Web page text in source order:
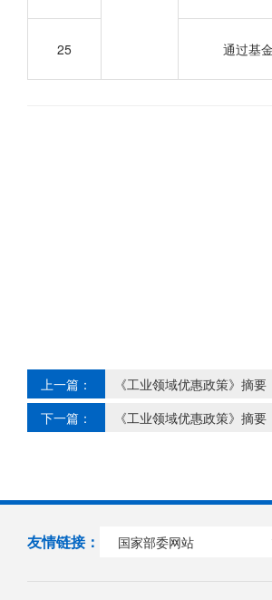
25 通过基
上一篇：
《工业领域优惠政策》摘要
下一篇：
《工业领域优惠政策》摘要
友情链接： 国家部委网站